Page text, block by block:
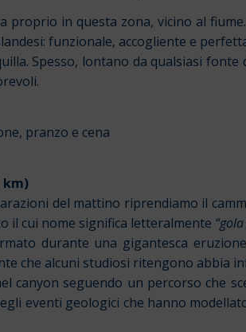
in questa zona, vicino al
funzionale, accogliente e
Spesso, lontano da qualsiasi
pranzo e cena
km)
del mattino riprendiamo il
il cui nome significa letteralmente
durante una gigantesca
che alcuni studiosi ritengono abbia
canyon seguendo un percorso che
eventi geologici che hanno